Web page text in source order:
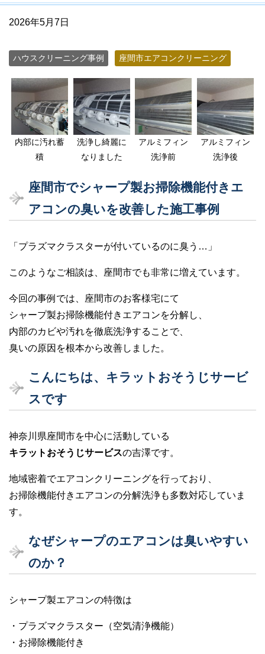
2026年5月7日
ハウスクリーニング事例 座間市エアコンクリーニング
内部に汚れ蓄
積
洗浄し綺麗に
なりました
アルミフィン
洗浄前
アルミフィン
洗浄後
座間市でシャープ製お掃除機能付きエ
アコンの臭いを改善した施工事例
「プラズマクラスターが付いているのに臭う…」
このようなご相談は、座間市でも非常に増えています。
今回の事例では、座間市のお客様宅にて
シャープ製お掃除機能付きエアコンを分解し、
内部のカビや汚れを徹底洗浄することで、
臭いの原因を根本から改善しました。
こんにちは、キラットおそうじサービ
スです
神奈川県座間市を中心に活動している
キラットおそうじサービスの吉澤です。
地域密着でエアコンクリーニングを行っており、
お掃除機能付きエアコンの分解洗浄も多数対応していま
す。
なぜシャープのエアコンは臭いやすい
のか？
シャープ製エアコンの特徴は
・プラズマクラスター（空気清浄機能）
・お掃除機能付き